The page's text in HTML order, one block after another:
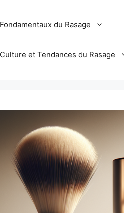
Fondamentaux du Rasage
Culture et Tendances du Rasage